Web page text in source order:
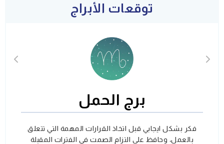
توقعات الأبراج
برج الحمل
فكر بشكل ايجابي قبل اتخاذ القرارات المهمة التي تتعلق
بالعمل، وحافظ على التزام الصمت في الفترات المقبلة